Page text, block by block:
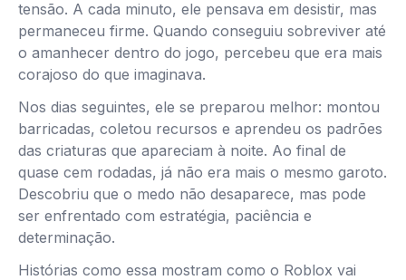
tensão. A cada minuto, ele pensava em desistir, mas
permaneceu firme. Quando conseguiu sobreviver até
o amanhecer dentro do jogo, percebeu que era mais
corajoso do que imaginava.
Nos dias seguintes, ele se preparou melhor: montou
barricadas, coletou recursos e aprendeu os padrões
das criaturas que apareciam à noite. Ao final de
quase cem rodadas, já não era mais o mesmo garoto.
Descobriu que o medo não desaparece, mas pode
ser enfrentado com estratégia, paciência e
determinação.
Histórias como essa mostram como o Roblox vai